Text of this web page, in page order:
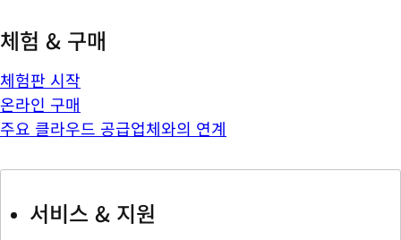
체험 & 구매
체험판 시작
온라인 구매
주요 클라우드 공급업체와의 연계
서비스 & 지원